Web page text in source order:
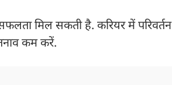
मिल सकती है. करियर में परिवर्तन
कम करें.